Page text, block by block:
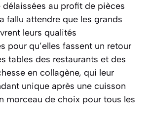
au profit de pièces
fallu attendre que les grands
leurs qualités
pour qu’elles fassent un retour
tables des restaurants et des
en collagène, qui leur
unique après une cuisson
morceau de choix pour tous les